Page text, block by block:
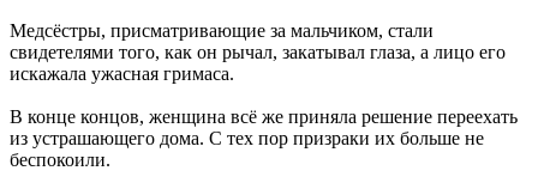
Медсёстры, присматривающие за мальчиком, стали
свидетелями того, как он рычал, закатывал глаза, а лицо его
искажала ужасная гримаса.
В конце концов, женщина всё же приняла решение переехать
из устрашающего дома. С тех пор призраки их больше не
беспокоили.